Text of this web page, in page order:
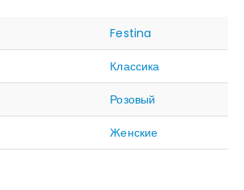
Festina
Классика
Розовый
Женские